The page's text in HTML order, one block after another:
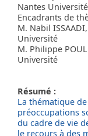
Nantes Université
Encadrants de
M. Nabil
Université
M. Philippe
Université
Résumé :
La thématique
préoccupations
du cadre de vie
le recours à des